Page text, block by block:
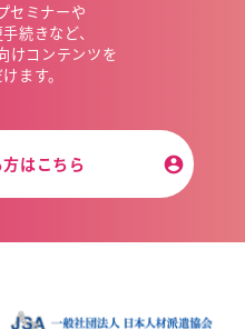
セミナーや
続きなど、
けコンテンツを
ます。
はこちら